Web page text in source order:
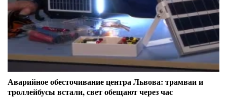
Аварийное обесточивание центра Львова: трамваи и
троллейбусы встали, свет обещают через час